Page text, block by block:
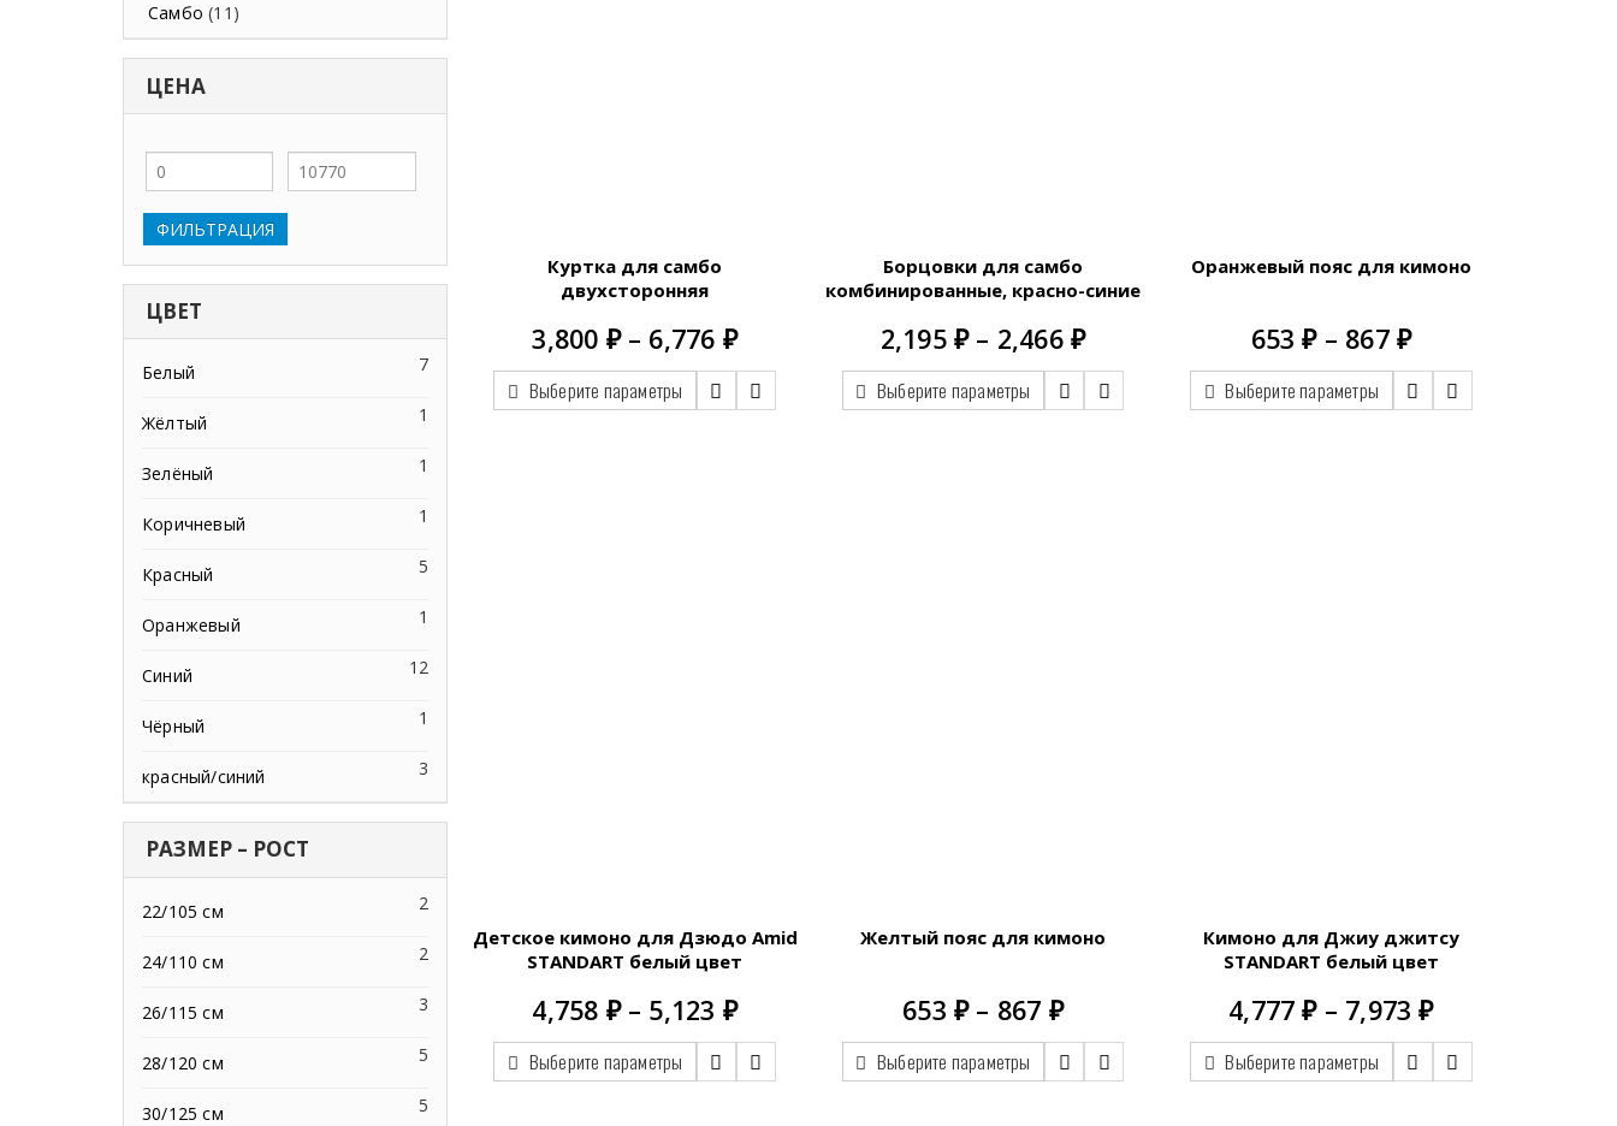
Куртка для самбо
двухсторонняя
3,800 ₽ – 6,776 ₽Диапазон
цен:
3,800.00 ₽
–
Выберите параметры
Борцовки для самбо
комбинированные, красно-синие
2,195 ₽ – 2,466 ₽Диапазон
цен:
2,195.00 ₽
–
Выберите параметры
Оранжевый пояс для кимоно
653 ₽ – 867 ₽Диапазон
цен:
653.00 ₽
–
Выберите параметры
Детское кимоно для Дзюдо Amid
STANDART белый цвет
4,758 ₽ – 5,123 ₽Диапазон
цен:
4,758.00 ₽
–
Выберите параметры
Желтый пояс для кимоно
653 ₽ – 867 ₽Диапазон
цен:
653.00 ₽
–
Выберите параметры
Кимоно для Джиу джитсу
STANDART белый цвет
4,777 ₽ – 7,973 ₽Диапазон
цен:
4,777.00 ₽
–
Выберите параметры
Самбо (11)
ЦЕНА
Минимальная
Максимальная
ФИЛЬТРАЦИЯ
ЦВЕТ
Белый 7
Жёлтый 1
Зелёный 1
Коричневый 1
Красный 5
Оранжевый 1
Синий 12
Чёрный 1
красный/синий 3
РАЗМЕР – РОСТ
22/105 см 2
24/110 см 2
26/115 см 3
28/120 см 5
30/125 см 5